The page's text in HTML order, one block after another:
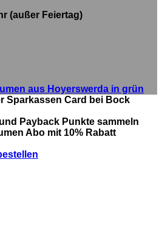
(außer Feiertag)
Sparkassen Card bei Bock
Abo mit 10% Rabatt